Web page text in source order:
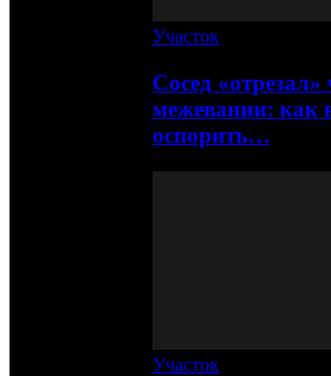
Участок
Сосед
межевании: как
оспорить…
Участок